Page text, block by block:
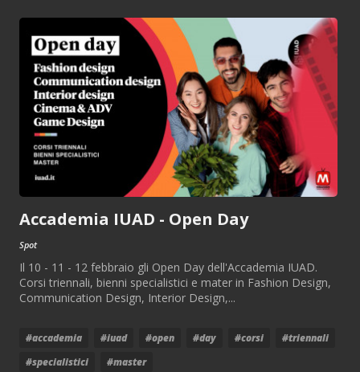
Accademia IUAD - Open Day
Spot
Il 10 - 11 - 12 febbraio gli Open Day dell'Accademia IUAD.
Corsi triennali, bienni specialistici e mater in Fashion Design,
Communication Design, Interior Design,...
#accademia #iuad #open #day #corsi
#triennali
#specialistici
#master